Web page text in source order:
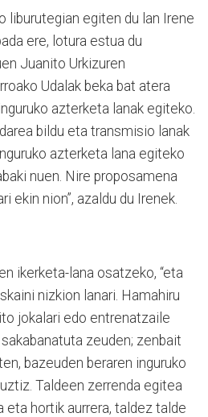
liburutegian egiten du lan Irene
ere, lotura estua du
Juanito Urkizuren
Udalak beka bat atera
azterketa lanak egiteko.
bildu eta transmisio lanak
azterketa lana egiteko
nuen. Nire proposamena
ekin nion”, azaldu du Irenek.
ikerketa-lana osatzeko, “eta
nizkion lanari. Hamahiru
jokalari edo entrenatzaile
zeuden; zenbait
bazeuden beraren inguruko
Taldeen zerrenda egitea
eta hortik aurrera, taldez talde